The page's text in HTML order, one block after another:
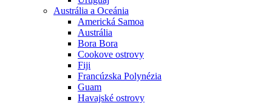
Austrália a Oceánia
Americká Samoa
Austrália
Bora Bora
Cookove ostrovy
Fiji
Francúzska Polynézia
Guam
Havajské ostrovy